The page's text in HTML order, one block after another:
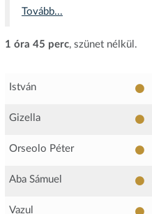
Tovább...
1 óra 45 perc, szünet nélkül.
István
Gizella
Orseolo Péter
Aba Sámuel
Vazul